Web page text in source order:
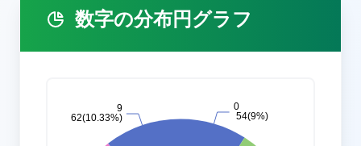
数字の分布円グラフ